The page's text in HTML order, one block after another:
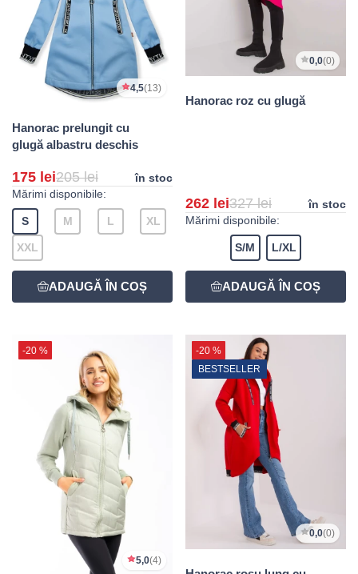
4,5(13)
Hanorac prelungit cu
glugă albastru deschis
175 lei205 lei
în stoc
Mărimi disponibile:
S M L XL
XXL
0,0(0)
Hanorac roz cu glugă
262 lei327 lei
în stoc
Mărimi disponibile:
S/M L/XL
-20 %
5,0(4)
-20 %
BESTSELLER
0,0(0)